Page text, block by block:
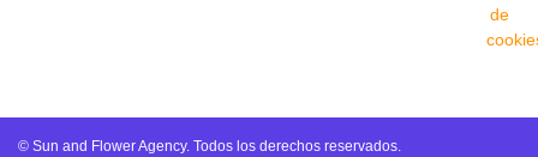
de
© Sun and Flower Agency. Todos los derechos reservados.